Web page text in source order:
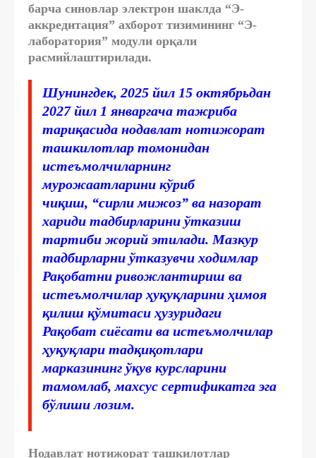
барча синовлар электрон шаклда “Э-
аккредитация” ахборот тизимининг “Э-
лаборатория” модули орқали
расмийлаштирилади.
Шунингдек, 2025 йил 15 октябрьдан
2027 йил 1 январгача тажриба
тариқасида нодавлат нотижорат
ташкилотлар томонидан
истеъмолчиларнинг
мурожаатларини кўриб
чиқиш, “сирли мижоз” ва назорат
хариди тадбирларини ўтказиш
тартиби жорий этилади. Мазкур
тадбирларни ўтказувчи ходимлар
Рақобатни ривожлантириш ва
истеъмолчилар ҳуқуқларини ҳимоя
қилиш қўмитаси ҳузуридаги
Рақобат сиёсати ва истеъмолчилар
ҳуқуқлари тадқиқотлари
марказининг ўқув курсларини
тамомлаб, махсус сертификатга эга
бўлиши лозим.
Нодавлат нотижорат ташкилотлар